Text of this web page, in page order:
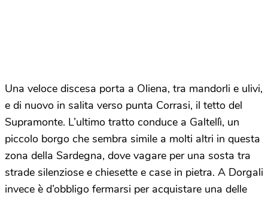
Una veloce discesa porta a Oliena, tra mandorli e ulivi,
e di nuovo in salita verso punta Corrasi, il tetto del
Supramonte. L’ultimo tratto conduce a Galtellì, un
piccolo borgo che sembra simile a molti altri in questa
zona della Sardegna, dove vagare per una sosta tra
strade silenziose e chiesette e case in pietra. A Dorgali
invece è d’obbligo fermarsi per acquistare una delle